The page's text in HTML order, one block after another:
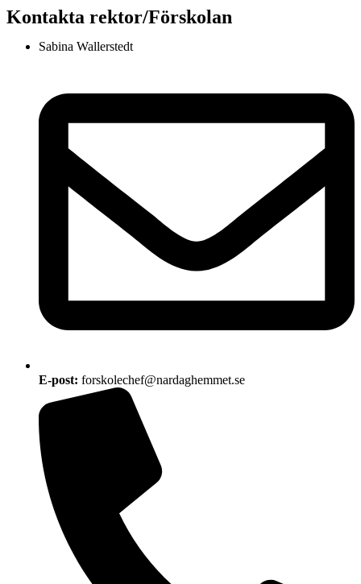
Kontakta rektor/Förskolan
Sabina Wallerstedt
E-post: forskolechef@nardaghemmet.se